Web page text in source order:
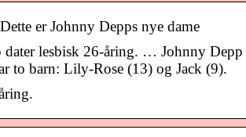
er Johnny Depps nye dame
lesbisk 26-åring. … Johnny Depp
to barn: Lily-Rose (13) og Jack (9).